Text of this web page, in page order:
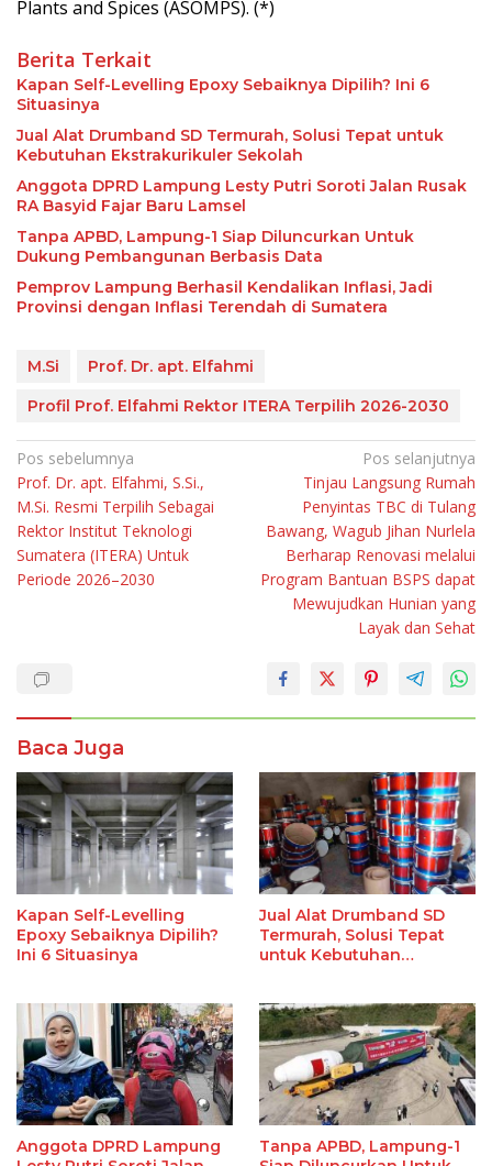
Plants and Spices (ASOMPS). (*)
Berita Terkait
Kapan Self-Levelling Epoxy Sebaiknya Dipilih? Ini 6
Situasinya
Jual Alat Drumband SD Termurah, Solusi Tepat untuk
Kebutuhan Ekstrakurikuler Sekolah
Anggota DPRD Lampung Lesty Putri Soroti Jalan Rusak
RA Basyid Fajar Baru Lamsel
Tanpa APBD, Lampung-1 Siap Diluncurkan Untuk
Dukung Pembangunan Berbasis Data
Pemprov Lampung Berhasil Kendalikan Inflasi, Jadi
Provinsi dengan Inflasi Terendah di Sumatera
M.Si
Prof. Dr. apt. Elfahmi
Profil Prof. Elfahmi Rektor ITERA Terpilih 2026-2030
Navigasi
pos
Pos sebelumnya
Prof. Dr. apt. Elfahmi, S.Si.,
M.Si. Resmi Terpilih Sebagai
Rektor Institut Teknologi
Sumatera (ITERA) Untuk
Periode 2026–2030
Pos selanjutnya
Tinjau Langsung Rumah
Penyintas TBC di Tulang
Bawang, Wagub Jihan Nurlela
Berharap Renovasi melalui
Program Bantuan BSPS dapat
Mewujudkan Hunian yang
Layak dan Sehat
Baca Juga
Kapan Self-Levelling
Epoxy Sebaiknya Dipilih?
Ini 6 Situasinya
Jual Alat Drumband SD
Termurah, Solusi Tepat
untuk Kebutuhan
Anggota DPRD Lampung
Tanpa APBD, Lampung-1